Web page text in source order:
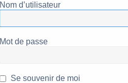
Nom d’utilisateur
Mot de passe
Se souvenir de moi